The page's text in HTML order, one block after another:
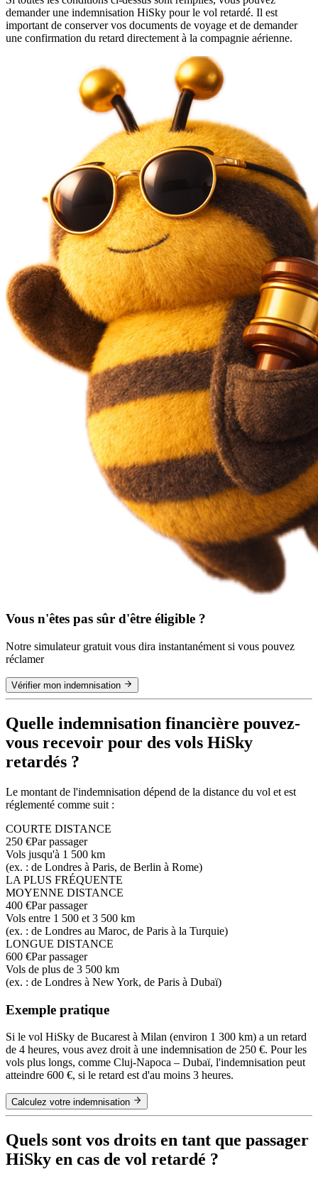
demander une indemnisation HiSky pour le vol retardé. Il est
important de conserver vos documents de voyage et de demander
une confirmation du retard directement à la compagnie aérienne.
Vous n'êtes pas sûr d'être éligible ?
Notre simulateur gratuit vous dira instantanément si vous pouvez
réclamer
Vérifier mon indemnisation
Quelle indemnisation financière pouvez-
vous recevoir pour des vols HiSky
retardés ?
Le montant de l'indemnisation dépend de la distance du vol et est
réglementé comme suit :
COURTE DISTANCE
250 €Par passager
Vols jusqu'à 1 500 km
(ex. : de Londres à Paris, de Berlin à Rome)
LA PLUS FRÉQUENTE
MOYENNE DISTANCE
400 €Par passager
Vols entre 1 500 et 3 500 km
(ex. : de Londres au Maroc, de Paris à la Turquie)
LONGUE DISTANCE
600 €Par passager
Vols de plus de 3 500 km
(ex. : de Londres à New York, de Paris à Dubaï)
Exemple pratique
Si le vol HiSky de Bucarest à Milan (environ 1 300 km) a un retard
de 4 heures, vous avez droit à une indemnisation de 250 €. Pour les
vols plus longs, comme Cluj-Napoca – Dubaï, l'indemnisation peut
atteindre 600 €, si le retard est d'au moins 3 heures.
Calculez votre indemnisation
Quels sont vos droits en tant que passager
HiSky en cas de vol retardé ?